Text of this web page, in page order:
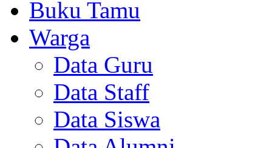
Buku Tamu
Warga
Data Guru
Data Staff
Data Siswa